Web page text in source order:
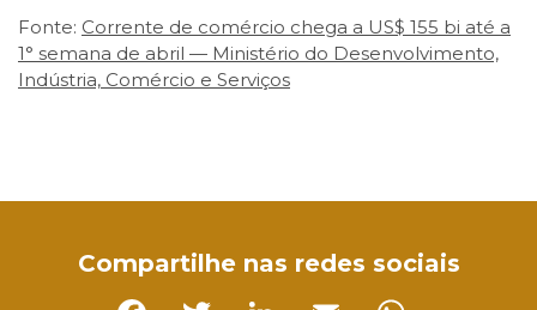
Fonte: Corrente de comércio chega a US$ 155 bi até a
1° semana de abril — Ministério do Desenvolvimento,
Indústria, Comércio e Serviços
Compartilhe nas redes sociais